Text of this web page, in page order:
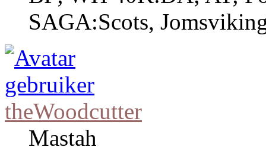
SAGA:Scots,
theWoodcutter
Mastah